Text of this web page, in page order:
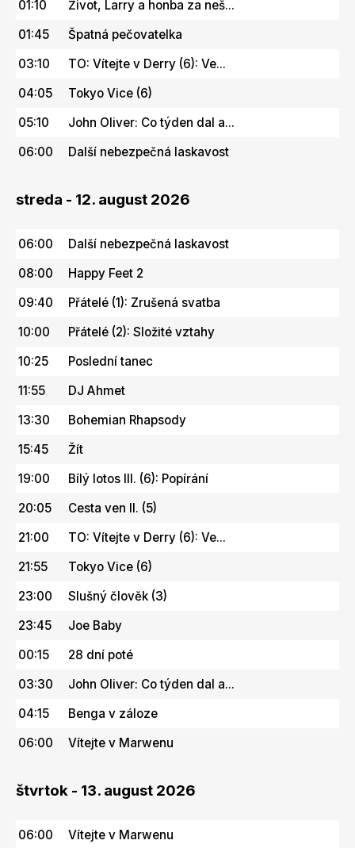
01:10
Život, Larry a honba za neš...
01:45
Špatná pečovatelka
03:10
TO: Vítejte v Derry (6): Ve...
04:05
Tokyo Vice (6)
05:10
John Oliver: Co týden dal a...
06:00
Další nebezpečná laskavost
streda - 12. august 2026
06:00
Další nebezpečná laskavost
08:00
Happy Feet 2
09:40
Přátelé (1): Zrušená svatba
10:00
Přátelé (2): Složité vztahy
10:25
Poslední tanec
11:55
DJ Ahmet
13:30
Bohemian Rhapsody
15:45
Žít
19:00
Bílý lotos III. (6): Popírání
20:05
Cesta ven II. (5)
21:00
TO: Vítejte v Derry (6): Ve...
21:55
Tokyo Vice (6)
23:00
Slušný člověk (3)
23:45
Joe Baby
00:15
28 dní poté
03:30
John Oliver: Co týden dal a...
04:15
Benga v záloze
06:00
Vítejte v Marwenu
štvrtok - 13. august 2026
06:00
Vítejte v Marwenu